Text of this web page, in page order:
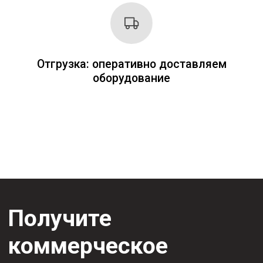
8 (800) 551-70-97
Заполните форму и получите
коммерческое предложение